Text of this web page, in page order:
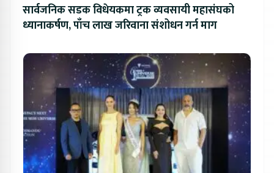
सार्वजनिक सडक विधेयकमा ट्रक व्यवसायी महासंघको
ध्यानाकर्षण, पाँच लाख जरिवाना संशोधन गर्न माग